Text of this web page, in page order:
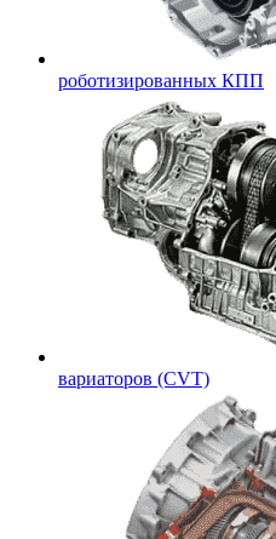
роботизированных КПП
вариаторов (CVT)